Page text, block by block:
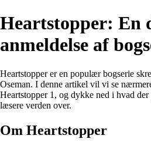
Heartstopper: En
anmeldelse af
Heartstopper er en populær bogserie
Oseman. I denne artikel vil vi se
Heartstopper 1, og dykke ned i hvad der
læsere verden over.
Om Heartstopper